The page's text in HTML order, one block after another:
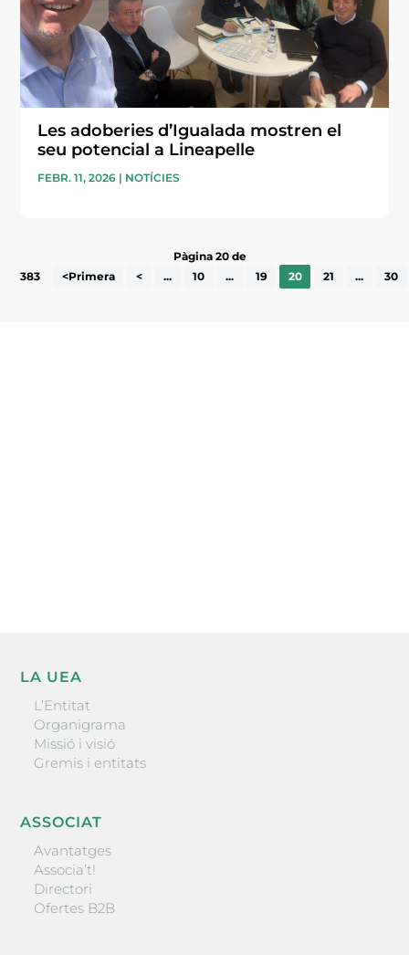
Les adoberies d’Igualada mostren el
seu potencial a Lineapelle
FEBR. 11, 2026 | NOTÍCIES
Pàgina 20 de
383
<Primera < ... 10 ... 19 20 21 ... 30
LA UEA
L’Entitat
Organigrama
Missió i visió
Gremis i entitats
ASSOCIAT
Avantatges
Associa’t!
Directori
Ofertes B2B